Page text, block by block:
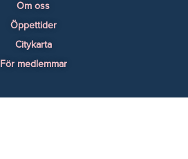
Om oss
Öppettider
Citykarta
För medlemmar